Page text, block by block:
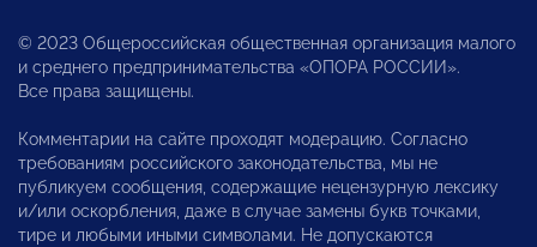
© 2023 Общероссийская общественная организация малого
и среднего предпринимательства «ОПОРА РОССИИ».
Все права защищены.
Комментарии на сайте проходят модерацию. Согласно
требованиям российского законодательства, мы не
публикуем сообщения, содержащие нецензурную лексику
и/или оскорбления, даже в случае замены букв точками,
тире и любыми иными символами. Не допускаются